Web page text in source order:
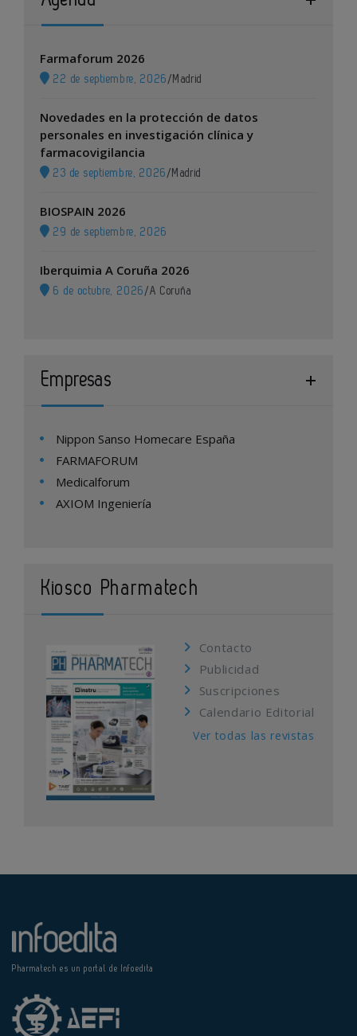
Farmaforum 2026
22 de septiembre, 2026 / Madrid
Novedades en la protección de datos
personales en investigación clínica y
farmacovigilancia
23 de septiembre, 2026 / Madrid
BIOSPAIN 2026
29 de septiembre, 2026
Iberquimia A Coruña 2026
6 de octubre, 2026 /A Coruña
Empresas
Nippon Sanso Homecare España
FARMAFORUM
Medicalforum
AXIOM Ingeniería
Kiosco Pharmatech
Contacto
Publicidad
Suscripciones
Calendario Editorial
Ver todas las revistas
Pharmatech es un portal de Infoedita